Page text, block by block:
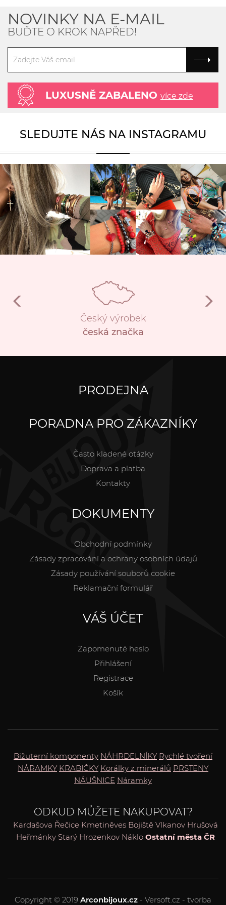
NOVINKY NA E-MAIL
BUĎTE O KROK NAPŘED!
LUXUSNĚ ZABALENO více zde
SLEDUJTE NÁS NA INSTAGRAMU
Český výrobek
česká značka
PRODEJNA
PORADNA PRO ZÁKAZNÍKY
Často kladené otázky
Doprava a platba
Kontakty
DOKUMENTY
Obchodní podmínky
Zásady zpracování a ochrany osobních údajů
Zásady používání souborů cookie
Reklamační formulář
VÁŠ ÚČET
Zapomenuté heslo
Přihlášení
Registrace
Košík
Bižuterní komponenty NÁHRDELNÍKY Rychlé tvoření
NÁRAMKY KRABIČKY Korálky z minerálů PRSTENY
NÁUŠNICE Náramky
ODKUD MŮŽETE NAKUPOVAT?
Kardašova Řečice Kmetiněves Bojiště Vlkanov Hrušová
Heřmánky Starý Hrozenkov Náklo Ostatní města ČR
Copyright © 2019 Arconbijoux.cz - Versoft.cz - tvorba